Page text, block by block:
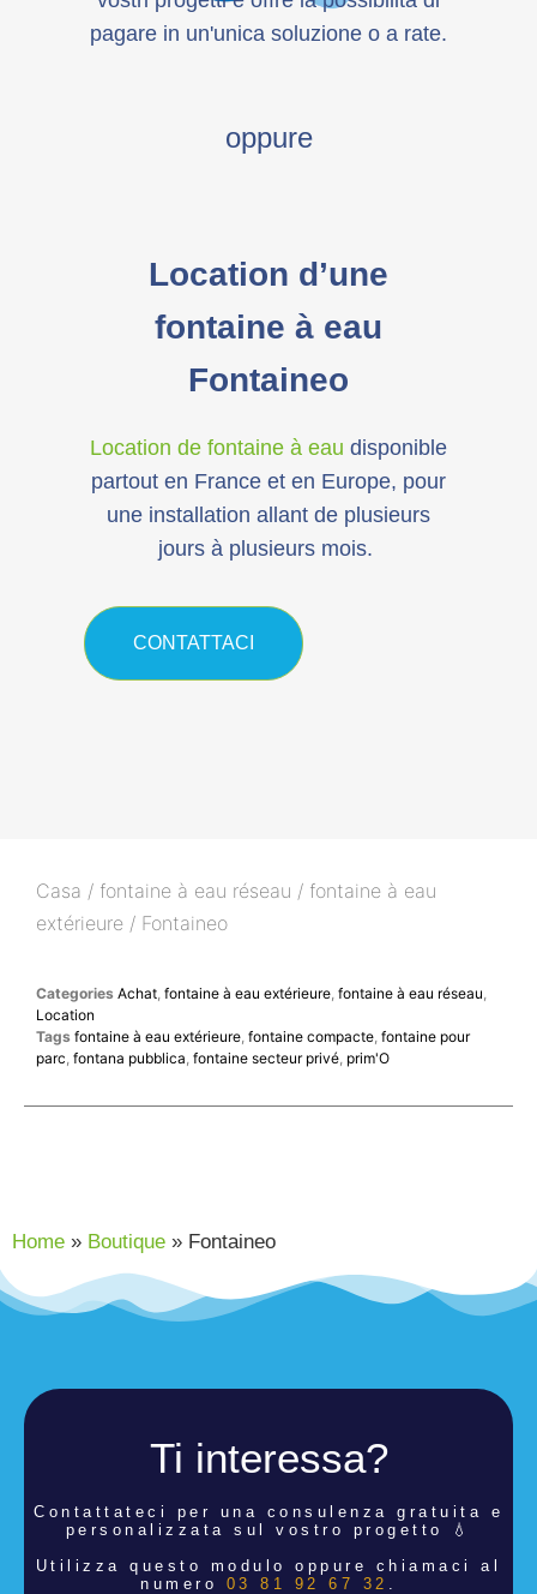
pagare in un'unica soluzione o a rate.
oppure
Location d’une
fontaine à eau
Fontaineo
Location de fontaine à eau disponible
partout en France et en Europe, pour
une installation allant de plusieurs
jours à plusieurs mois.
CONTATTACI
Casa / fontaine à eau réseau / fontaine à eau
extérieure / Fontaineo
Categories Achat, fontaine à eau extérieure, fontaine à eau réseau,
Location
Tags fontaine à eau extérieure, fontaine compacte, fontaine pour
parc, fontana pubblica, fontaine secteur privé, prim'O
Home » Boutique » Fontaineo
Ti interessa?
Contattateci per una consulenza gratuita e
personalizzata sul vostro progetto 💧
Utilizza questo modulo oppure chiamaci al
numero 03 81 92 67 32